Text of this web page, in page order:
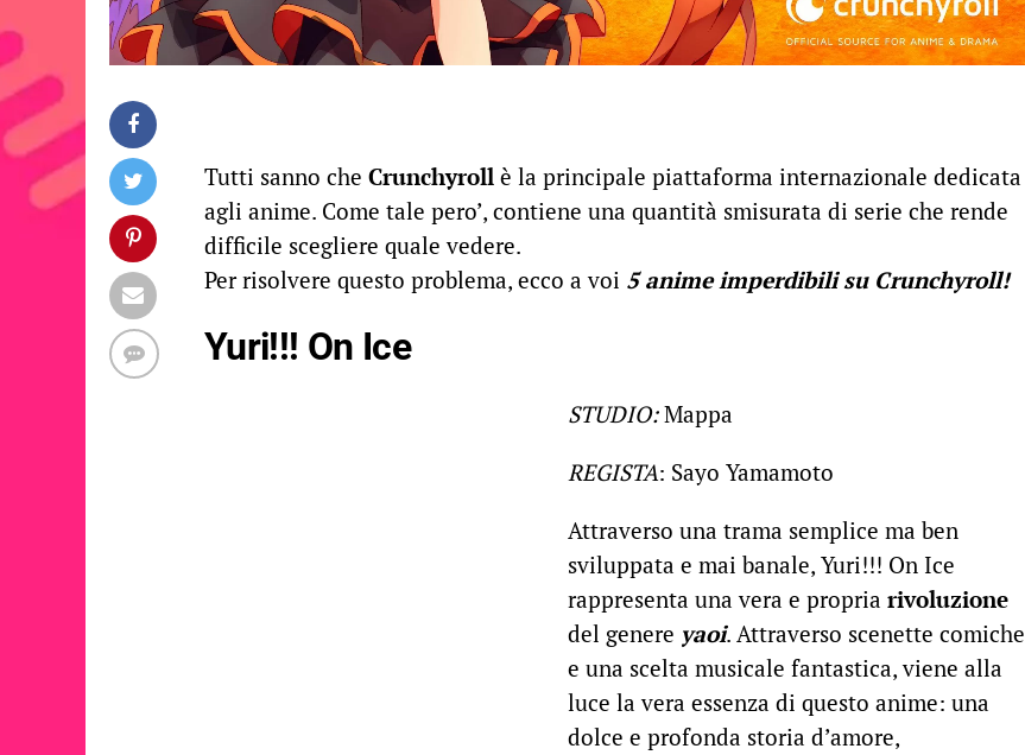
Tutti sanno che Crunchyroll è la principale piattaforma internazionale dedicata
agli anime. Come tale pero’, contiene una quantità smisurata di serie che rende
difficile scegliere quale vedere.
Per risolvere questo problema, ecco a voi 5 anime imperdibili su Crunchyroll!
Yuri!!! On Ice
STUDIO:Mappa
REGISTA: Sayo Yamamoto
Attraverso una trama semplice ma ben
sviluppata e mai banale, Yuri!!! On Ice
rappresenta una vera e propria rivoluzione
del genere yaoi. Attraverso scenette comiche
e una scelta musicale fantastica, viene alla
luce la vera essenza di questo anime: una
dolce e profonda storia d’amore,